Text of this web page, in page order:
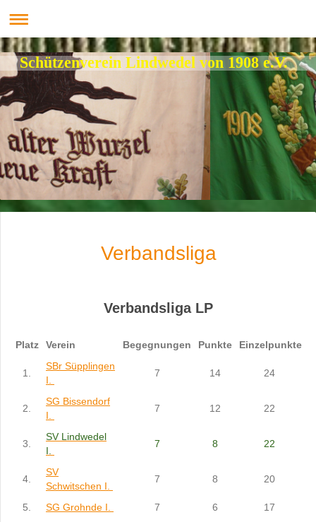
Schützenverein Lindwedel von 1908 e.V.
Verbandsliga
Verbandsliga LP
Platz Verein Begegnungen Punkte Einzelpunkte
1.
SBr Süpplingen
I.
7 14 24
2.
SG Bissendorf
I.
7 12 22
3.
SV Lindwedel
I.
7 8 22
4.
SV
Schwitschen I.
7 8 20
5. SG Grohnde I. 7 6 17